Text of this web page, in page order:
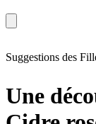
Suggestions des
Une